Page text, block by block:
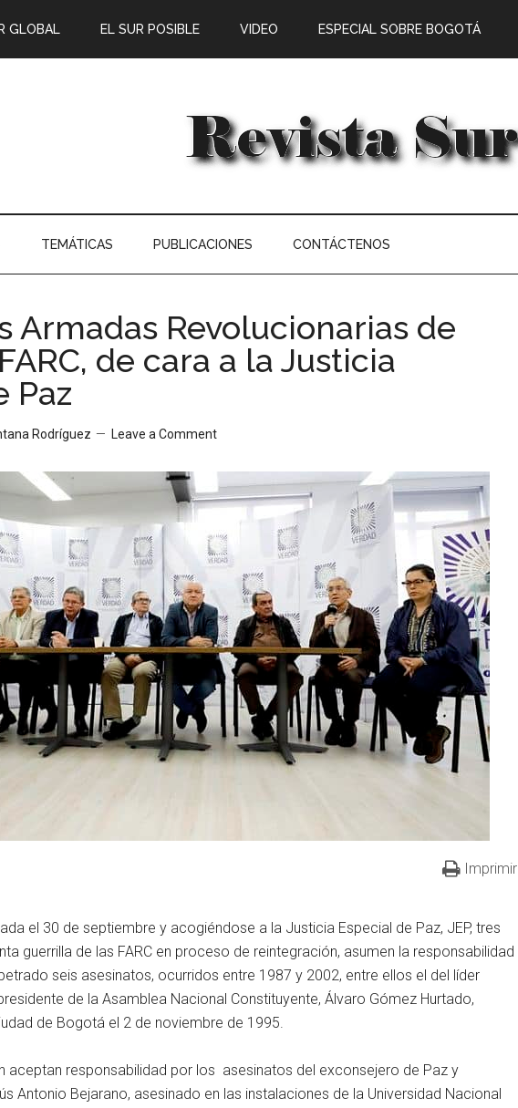
GLOBAL EL SUR POSIBLE VIDEO ESPECIAL SOBRE BOGOTÁ
TEMÁTICAS PUBLICACIONES CONTÁCTENOS
Armadas Revolucionarias de
de cara a la Justicia
Paz
Rodríguez Leave a Comment
Imprimir
el 30 de septiembre y acogiéndose a la Justicia Especial de Paz, JEP, tres
guerrilla de las FARC en proceso de reintegración, asumen la responsabilidad
seis asesinatos, ocurridos entre 1987 y 2002, entre ellos el del líder
de la Asamblea Nacional Constituyente, Álvaro Gómez Hurtado,
de Bogotá el 2 de noviembre de 1995.
aceptan responsabilidad por los asesinatos del exconsejero de Paz y
Antonio Bejarano, asesinado en las instalaciones de la Universidad Nacional